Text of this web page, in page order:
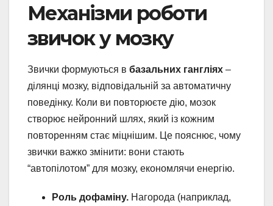
Механізми роботи
звичок у мозку
Звички формуються в базальних гангліях –
ділянці мозку, відповідальній за автоматичну
поведінку. Коли ви повторюєте дію, мозок
створює нейронний шлях, який із кожним
повторенням стає міцнішим. Це пояснює, чому
звички важко змінити: вони стають
“автопілотом” для мозку, економлячи енергію.
Роль дофаміну. Нагорода (наприклад,